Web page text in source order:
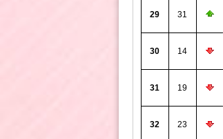
29 31
30 14
31 19
32 23